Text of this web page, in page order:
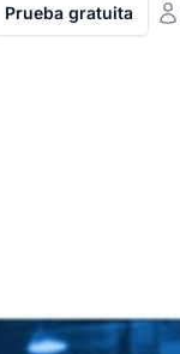
Prueba gratuita